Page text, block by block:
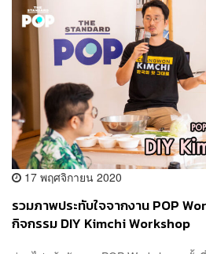
17 พฤศจิกายน 2020
รวมภาพประทับใจจากงาน POP
กิจกรรม DIY Kimchi Workshop